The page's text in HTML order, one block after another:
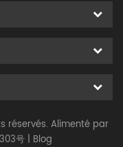
réservés. Alimenté par
号 | Blog